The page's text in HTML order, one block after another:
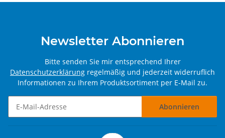
Newsletter Abonnieren
Bitte senden Sie mir entsprechend Ihrer
Datenschutzerklärung regelmäßig und jederzeit widerruflich
Informationen zu Ihrem Produktsortiment per E-Mail zu.
Abonnieren